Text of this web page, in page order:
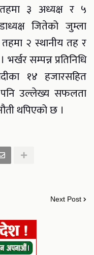
३ अध्यक्ष र ५
जितेको जुम्ला
२ स्थानीय तह र
सम्पन्न प्रतिनिधि
१४ हजारसहित
उल्लेख्य सफलता
थपिएको छ ।
Next Post